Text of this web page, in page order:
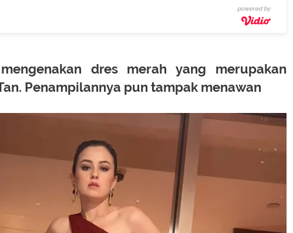
powered by
dres merah yang merupakan
Penampilannya pun tampak menawan